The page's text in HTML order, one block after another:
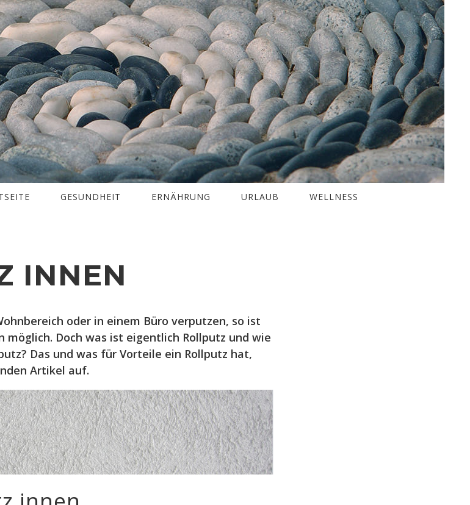
GESUNDHEIT ERNÄHRUNG URLAUB WELLNESS
INNEN
oder in einem Büro verputzen, so ist
möglich. Doch was ist eigentlich Rollputz und wie
Das und was für Vorteile ein Rollputz hat,
Artikel auf.